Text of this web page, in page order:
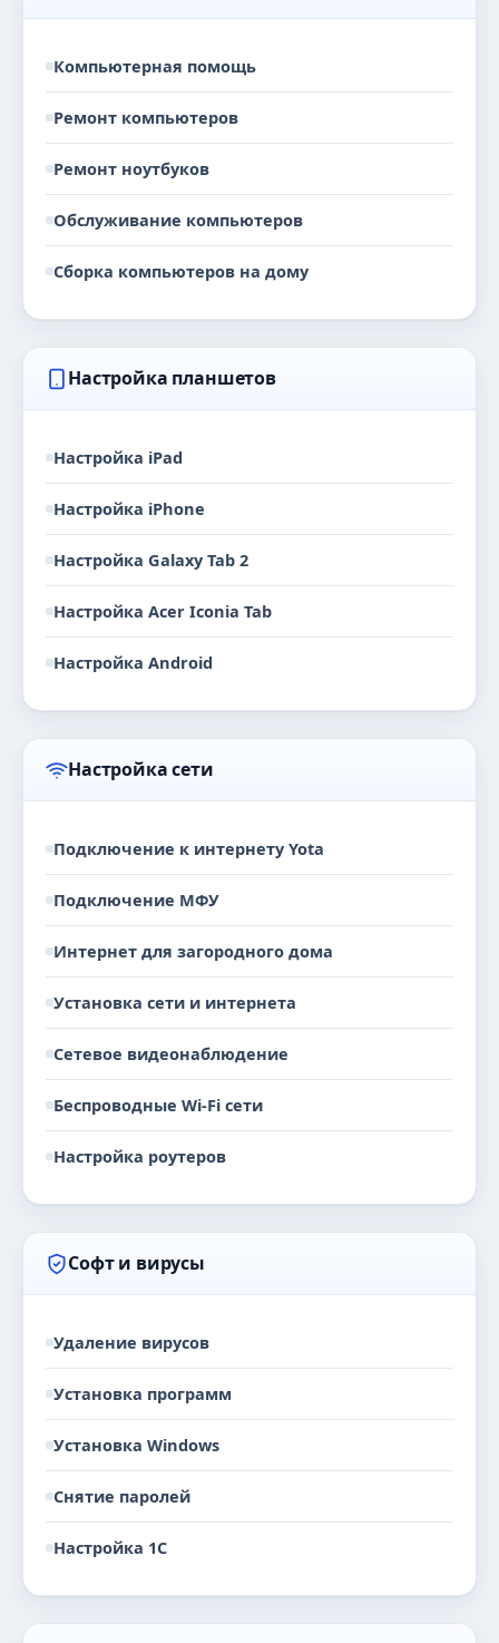
Компьютерная помощь
Ремонт компьютеров
Ремонт ноутбуков
Обслуживание компьютеров
Сборка компьютеров на дому
Настройка планшетов
Настройка iPad
Настройка iPhone
Настройка Galaxy Tab 2
Настройка Acer Iconia Tab
Настройка Android
Настройка сети
Подключение к интернету Yota
Подключение МФУ
Интернет для загородного дома
Установка сети и интернета
Сетевое видеонаблюдение
Беспроводные Wi-Fi сети
Настройка роутеров
Софт и вирусы
Удаление вирусов
Установка программ
Установка Windows
Снятие паролей
Настройка 1С